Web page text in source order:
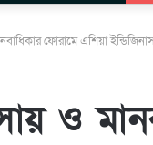
ফোরামে এশিয়া
ও